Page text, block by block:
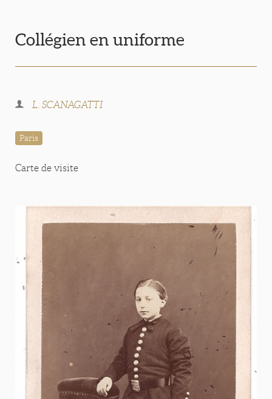
Collégien en uniforme
L. SCANAGATTI
Paris
Carte de visite